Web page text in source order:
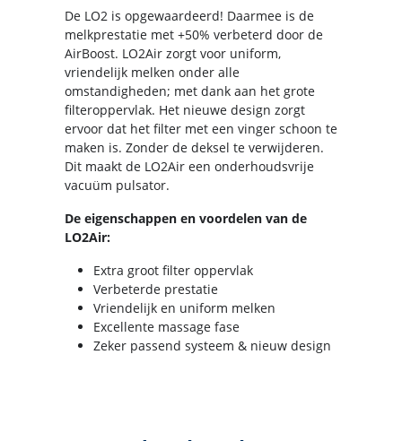
De LO2 is opgewaardeerd! Daarmee is de
melkprestatie met +50% verbeterd door de
AirBoost. LO2Air zorgt voor uniform,
vriendelijk melken onder alle
omstandigheden; met dank aan het grote
filteroppervlak. Het nieuwe design zorgt
ervoor dat het filter met een vinger schoon te
maken is. Zonder de deksel te verwijderen.
Dit maakt de LO2Air een onderhoudsvrije
vacuüm pulsator.
De eigenschappen en voordelen van de
LO2Air:
Extra groot filter oppervlak
Verbeterde prestatie
Vriendelijk en uniform melken
Excellente massage fase
Zeker passend systeem & nieuw design